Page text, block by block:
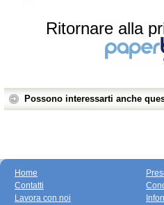
Ritornare alla
Possono interessarti anche
Home
Contatti
Lavora con noi